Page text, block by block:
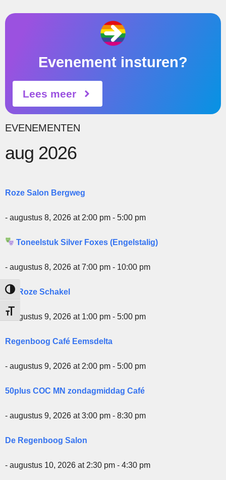
Keuze voor hoog contrast
Kies grootte van het lettertype
Evenement insturen?
Lees meer
EVENEMENTEN
aug 2026
Roze Salon Bergweg
- augustus 8, 2026 at 2:00 pm - 5:00 pm
Toneelstuk Silver Foxes (Engelstalig)
- augustus 8, 2026 at 7:00 pm - 10:00 pm
De Roze Schakel
- augustus 9, 2026 at 1:00 pm - 5:00 pm
Regenboog Café Eemsdelta
- augustus 9, 2026 at 2:00 pm - 5:00 pm
50plus COC MN zondagmiddag Café
- augustus 9, 2026 at 3:00 pm - 8:30 pm
De Regenboog Salon
- augustus 10, 2026 at 2:30 pm - 4:30 pm